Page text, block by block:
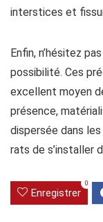
interstices et
Enfin, n’hésitez
possibilité. Ces
excellent moyen
présence,
dispersée dans
rats de s’installer
Enregistrer
0